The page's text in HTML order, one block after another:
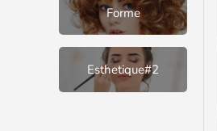
Forme
Esthetique#2